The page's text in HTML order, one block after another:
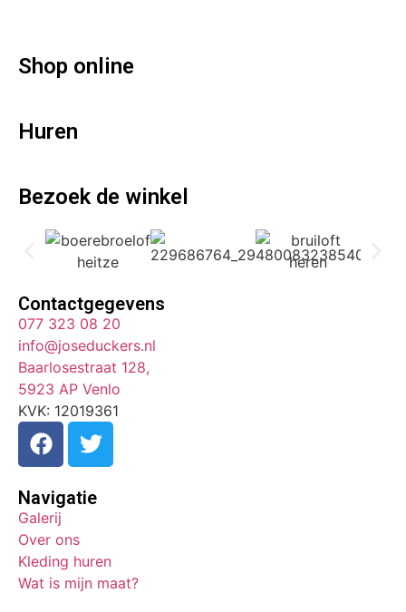
Shop online
Huren
Bezoek de winkel
Contactgegevens
077 323 08 20
info@joseduckers.nl
Baarlosestraat 128,
5923 AP Venlo
KVK: 12019361
Navigatie
Galerij
Over ons
Kleding huren
Wat is mijn maat?